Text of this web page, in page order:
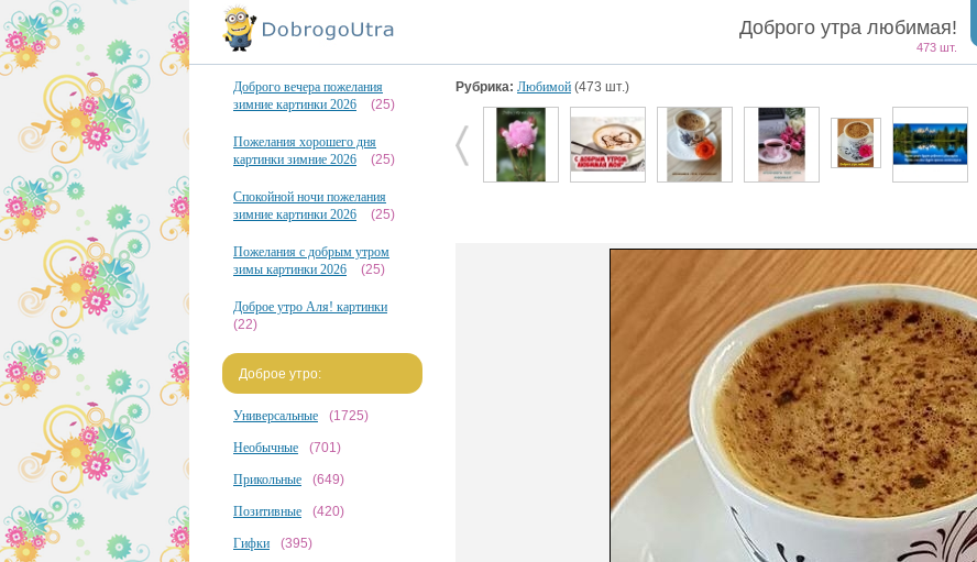
Доброго утра любимая!
473 шт.
Доброго вечера пожелания
зимние картинки 2026
(25)
Пожелания хорошего дня
картинки зимние 2026
(25)
Спокойной ночи пожелания
зимние картинки 2026
(25)
Пожелания с добрым утром
зимы картинки 2026
(25)
Доброе утро Аля! картинки
(22)
Доброе утро:
Универсальные (1725)
Необычные (701)
Прикольные (649)
Позитивные (420)
Гифки (395)
Рубрика: Любимой (473 шт.)